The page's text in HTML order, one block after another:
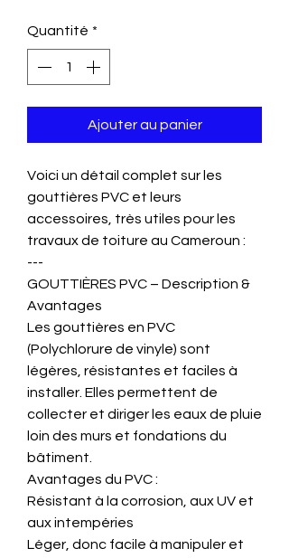
Quantité *
Ajouter au panier
Voici un détail complet sur les
gouttières PVC et leurs
accessoires, très utiles pour les
travaux de toiture au Cameroun :
---
GOUTTIÈRES PVC – Description &
Avantages
Les gouttières en PVC
(Polychlorure de vinyle) sont
légères, résistantes et faciles à
installer. Elles permettent de
collecter et diriger les eaux de pluie
loin des murs et fondations du
bâtiment.
Avantages du PVC :
Résistant à la corrosion, aux UV et
aux intempéries
Léger, donc facile à manipuler et